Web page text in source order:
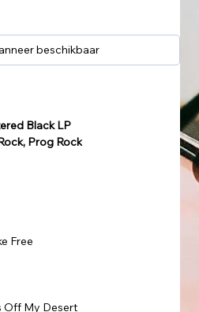
beschikbaar
Black LP
Prog Rock
Free
Off My Desert